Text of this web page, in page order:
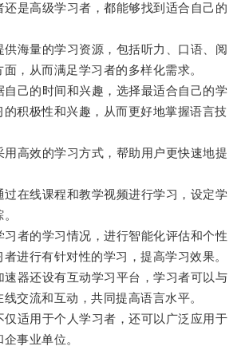
高级学习者，都能够找到适合自己的
量的学习资源，包括听力、口语、阅
，从而满足学习者的多样化需求。
己的时间和兴趣，选择最适合自己的学
的积极性和兴趣，从而更好地掌握语言技
效的学习方式，帮助用户更快速地提
在线课程和教学视频进行学习，设定学
的学习情况，进行智能化评估和个性
进行有针对性的学习，提高学习效果。
器还设有互动学习平台，学习者可以与
交流和互动，共同提高语言水平。
适用于个人学习者，还可以广泛应用于
事业单位。